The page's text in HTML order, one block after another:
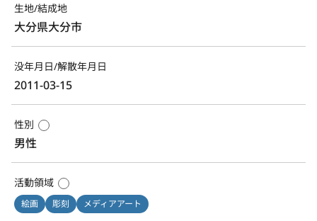
生地/結成地
大分県大分市
没年月日/解散年月日
2011-03-15
性別
男性
活動領域
絵画 彫刻 メディアアート